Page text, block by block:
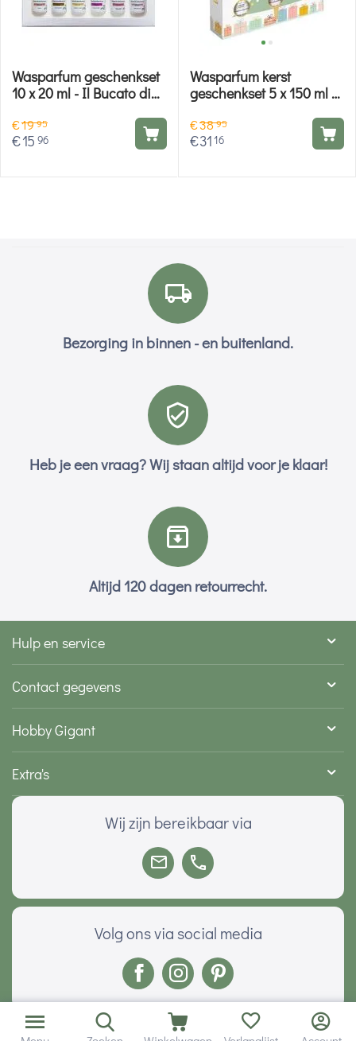
Wasparfum geschenkset
10 x 20 ml - Il Bucato di
€1995
€15 96
Wasparfum kerst
geschenkset 5 x 150 ml -
€3895
€3116
Bezorging in binnen - en buitenland.
Heb je een vraag? Wij staan altijd voor je klaar!
Altijd 120 dagen retourrecht.
Hulp en service
Contact gegevens
Hobby Gigant
Extra's
Wij zijn bereikbaar via
Volg ons via social media